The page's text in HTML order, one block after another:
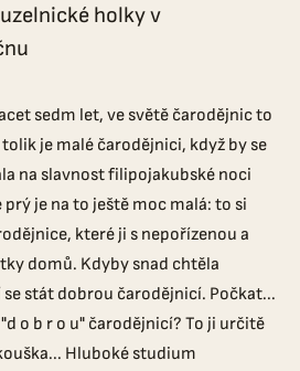
holky v
sedm let, ve světě čarodějnic to
je malé čarodějnici, když by se
na slavnost filipojakubské noci
prý je na to ještě moc malá: to si
které ji s nepořízenou a
domů. Kdyby snad chtěla
stát dobrou čarodějnicí. Počkat...
o b r o u" čarodějnicí? To ji určitě
Hluboké studium